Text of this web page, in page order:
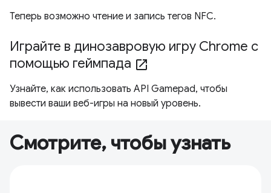
Теперь возможно чтение и запись тегов NFC.
Играйте в динозавровую игру Chrome с
помощью геймпада open_in_new
Узнайте, как использовать API Gamepad, чтобы
вывести ваши веб-игры на новый уровень.
Смотрите, чтобы узнать